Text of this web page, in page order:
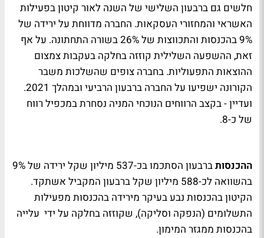
חלשים גם ברבעון השלישי של השנה לאור קיטון בפעילות
האשראי והמחזורי העסקאות. החברה מדווחת על ירידה של
9% בהכנסות והתכווצות של 26% בשורה התחתונה. על אף
זאת, ההשפעה השלילית קוזזה בחלקה בעקבות צמצום
ההוצאות התפעוליות. בחברה צופים שהשלכות משבר
הקורונה ישפיעו על החברה ברבעון הרביעי ובמהלך 2021.
ועדיין - בקצב הרווחים הנוכחי המניה נסחרת במכפיל רווח
של כ-8.
ההכנסות
ברבעון הסתכמו בכ-537 מיליון שקל ירידה של 9%
בהשוואה לכ-588 מיליון שקל ברבעון המקביל אשתקד.
הקיטון בהכנסות נבע בעיקר מירידה בהכנסות מפעילות
התשלומים (הנפקה וסליקה), שקוזזה בחלקה על ידי עלייה
בהכנסות ממגזר המימון.